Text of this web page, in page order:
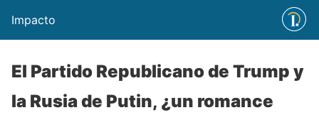
Impacto
El Partido Republicano de Trump y
la Rusia de Putin, ¿un romance